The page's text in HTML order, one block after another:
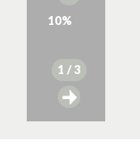
10%
1 / 3